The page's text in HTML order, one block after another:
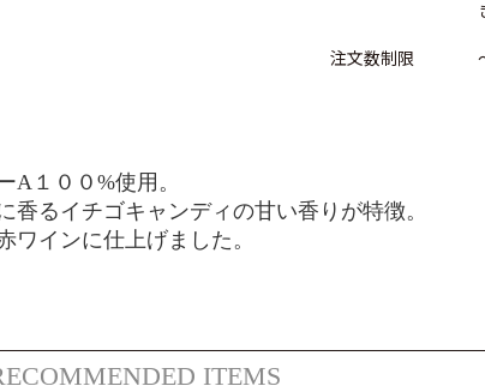
注文数制限
A１００%使用。
香る イチゴキャンディの甘い香りが特徴。
インに仕上げました。
ITEMS